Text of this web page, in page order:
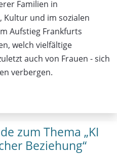
Familien in
Kultur und im sozialen
Aufstieg Frankfurts
welch vielfältige
auch von Frauen - sich
verbergen.
zum Thema „KI
Beziehung“